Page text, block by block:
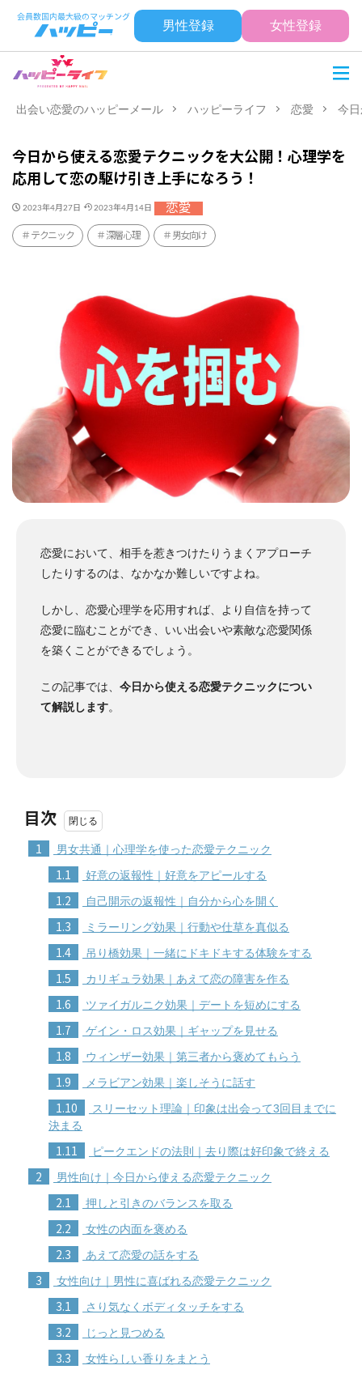
男性登録 女性登録
出会い恋愛のハッピーメール ハッピーライフ 恋愛 今
今日から使える恋愛テクニックを大公開！心理学を
応用して恋の駆け引き上手になろう！
2023年4月27日 2023年4月14日 恋愛
テクニック 深層心理 男女向け
恋愛において、相手を惹きつけたりうまくアプローチ
したりするのは、なかなか難しいですよね。
しかし、恋愛心理学を応用すれば、より自信を持って
恋愛に臨むことができ、いい出会いや素敵な恋愛関係
を築くことができるでしょう。
この記事では、 今日から使える恋愛テクニックについ
て解説します。
目次
1 男女共通｜心理学を使った恋愛テクニック
1.1 好意の返報性｜好意をアピールする
1.2 自己開示の返報性｜自分から心を開く
1.3 ミラーリング効果｜行動や仕草を真似る
1.4 吊り橋効果｜一緒にドキドキする体験をする
1.5 カリギュラ効果｜あえて恋の障害を作る
1.6 ツァイガルニク効果｜デートを短めにする
1.7 ゲイン・ロス効果｜ギャップを見せる
1.8 ウィンザー効果｜第三者から褒めてもらう
1.9 メラビアン効果｜楽しそうに話す
1.10
スリーセット理論｜印象は出会って3回目までに
決まる
1.11 ピークエンドの法則｜去り際は好印象で終える
2 男性向け｜今日から使える恋愛テクニック
2.1 押しと引きのバランスを取る
2.2 女性の内面を褒める
2.3 あえて恋愛の話をする
3 女性向け｜男性に喜ばれる恋愛テクニック
3.1 さり気なくボディタッチをする
3.2 じっと見つめる
3.3 女性らしい香りをまとう